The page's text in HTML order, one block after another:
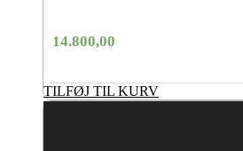
14.800,00
TILFØJ TIL KURV